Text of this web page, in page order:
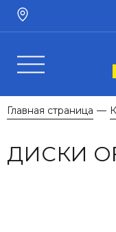
Главная страница —
ДИСКИ